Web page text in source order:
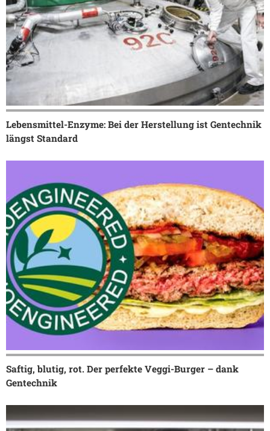
Lebensmittel-Enzyme: Bei der Herstellung ist Gentechnik
längst Standard
Saftig, blutig, rot. Der perfekte Veggi-Burger – dank
Gentechnik